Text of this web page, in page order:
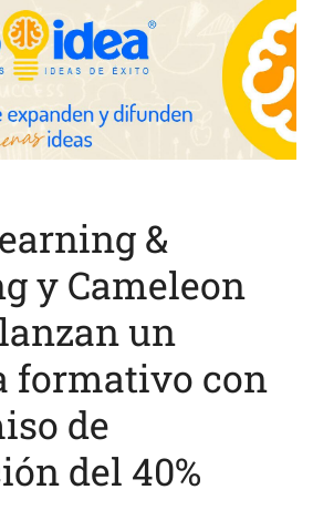
&
y Cameleon
un
formativo con
de
del 40%